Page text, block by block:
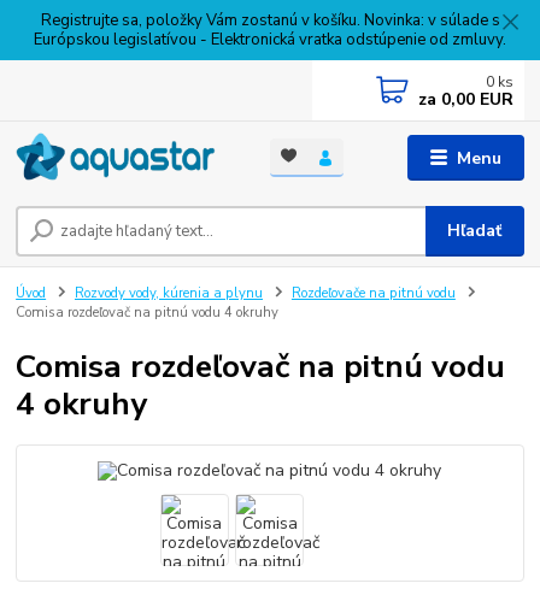
Registrujte sa, položky Vám zostanú v košíku. Novinka: v súlade s
Európskou legislatívou - Elektronická vratka odstúpenie od zmluvy.
Menu
Hľadať
0 ks
za 0,00 EUR
Úvod Rozvody vody, kúrenia a plynu
Rozdeľovače na pitnú vodu
Comisa rozdeľovač na pitnú vodu 4 okruhy
Comisa rozdeľovač na pitnú vodu
4 okruhy